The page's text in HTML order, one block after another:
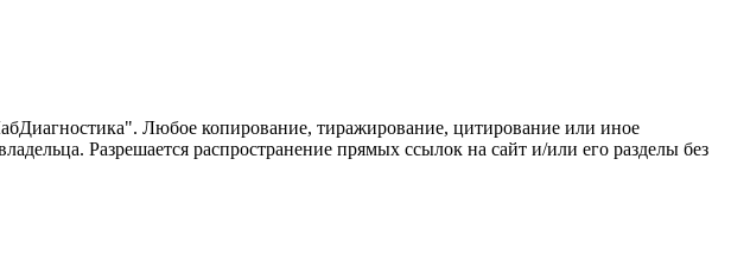
Любое копирование, тиражирование, цитирование или иное
Разрешается распространение прямых ссылок на сайт и/или его разделы без